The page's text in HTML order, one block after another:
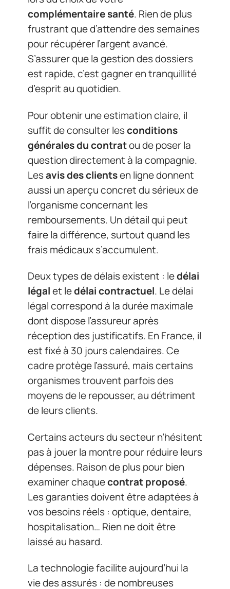
complémentaire santé. Rien de plus
frustrant que d’attendre des semaines
pour récupérer l’argent avancé.
S’assurer que la gestion des dossiers
est rapide, c’est gagner en tranquillité
d’esprit au quotidien.
Pour obtenir une estimation claire, il
suffit de consulter lesconditions
générales du contratou de poser la
question directement à la compagnie.
Lesavis des clientsen ligne donnent
aussi un aperçu concret du sérieux de
l’organisme concernant les
remboursements. Un détail qui peut
faire la différence, surtout quand les
frais médicaux s’accumulent.
Deux types de délais existent : ledélai
légalet ledélai contractuel. Le délai
légal correspond à la durée maximale
dont dispose l’assureur après
réception des justificatifs. En France, il
est fixé à 30 jours calendaires. Ce
cadre protège l’assuré, mais certains
organismes trouvent parfois des
moyens de le repousser, au détriment
de leurs clients.
Certains acteurs du secteur n’hésitent
pas à jouer la montre pour réduire leurs
dépenses. Raison de plus pour bien
examiner chaquecontrat proposé.
Les garanties doivent être adaptées à
vos besoins réels : optique, dentaire,
hospitalisation… Rien ne doit être
laissé au hasard.
La technologie facilite aujourd’hui la
vie des assurés : de nombreuses